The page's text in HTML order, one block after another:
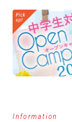
Information